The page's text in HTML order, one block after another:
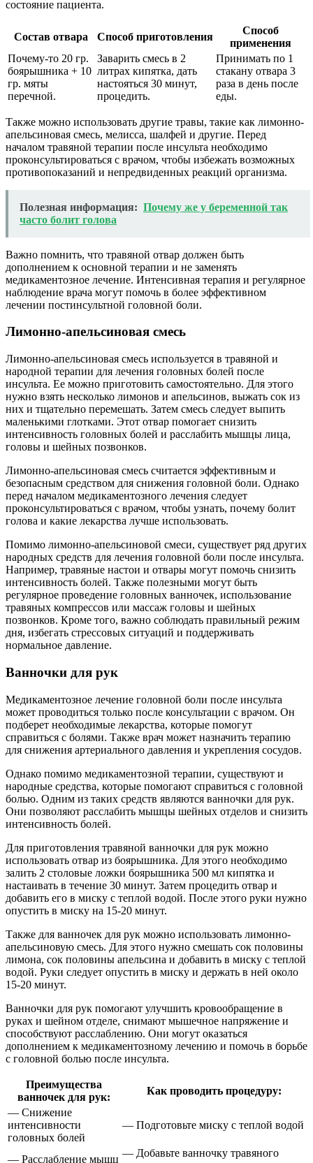
состояние пациента.
Состав отвара Способ приготовления
Способ
применения
Почему-то 20 гр.
боярышника + 10
гр. мяты
перечной.
Заварить смесь в 2
литрах кипятка, дать
настояться 30 минут,
процедить.
Принимать по 1
стакану отвара 3
раза в день после
еды.
Также можно использовать другие травы, такие как лимонно-
апельсиновая смесь, мелисса, шалфей и другие. Перед
началом травяной терапии после инсульта необходимо
проконсультироваться с врачом, чтобы избежать возможных
противопоказаний и непредвиденных реакций организма.
Полезная информация: Почему же у беременной так
часто болит голова
Важно помнить, что травяной отвар должен быть
дополнением к основной терапии и не заменять
медикаментозное лечение. Интенсивная терапия и регулярное
наблюдение врача могут помочь в более эффективном
лечении постинсультной головной боли.
Лимонно-апельсиновая смесь
Лимонно-апельсиновая смесь используется в травяной и
народной терапии для лечения головных болей после
инсульта. Ее можно приготовить самостоятельно. Для этого
нужно взять несколько лимонов и апельсинов, выжать сок из
них и тщательно перемешать. Затем смесь следует выпить
маленькими глотками. Этот отвар помогает снизить
интенсивность головных болей и расслабить мышцы лица,
головы и шейных позвонков.
Лимонно-апельсиновая смесь считается эффективным и
безопасным средством для снижения головной боли. Однако
перед началом медикаментозного лечения следует
проконсультироваться с врачом, чтобы узнать, почему болит
голова и какие лекарства лучше использовать.
Помимо лимонно-апельсиновой смеси, существует ряд других
народных средств для лечения головной боли после инсульта.
Например, травяные настои и отвары могут помочь снизить
интенсивность болей. Также полезными могут быть
регулярное проведение головных ванночек, использование
травяных компрессов или массаж головы и шейных
позвонков. Кроме того, важно соблюдать правильный режим
дня, избегать стрессовых ситуаций и поддерживать
нормальное давление.
Ванночки для рук
Медикаментозное лечение головной боли после инсульта
может проводиться только после консультации с врачом. Он
подберет необходимые лекарства, которые помогут
справиться с болями. Также врач может назначить терапию
для снижения артериального давления и укрепления сосудов.
Однако помимо медикаментозной терапии, существуют и
народные средства, которые помогают справиться с головной
болью. Одним из таких средств являются ванночки для рук.
Они позволяют расслабить мышцы шейных отделов и снизить
интенсивность болей.
Для приготовления травяной ванночки для рук можно
использовать отвар из боярышника. Для этого необходимо
залить 2 столовые ложки боярышника 500 мл кипятка и
настаивать в течение 30 минут. Затем процедить отвар и
добавить его в миску с теплой водой. После этого руки нужно
опустить в миску на 15-20 минут.
Также для ванночек для рук можно использовать лимонно-
апельсиновую смесь. Для этого нужно смешать сок половины
лимона, сок половины апельсина и добавить в миску с теплой
водой. Руки следует опустить в миску и держать в ней около
15-20 минут.
Ванночки для рук помогают улучшить кровообращение в
руках и шейном отделе, снимают мышечное напряжение и
способствуют расслаблению. Они могут оказаться
дополнением к медикаментозному лечению и помочь в борьбе
с головной болью после инсульта.
Преимущества
ванночек для рук:
Как проводить процедуру:
— Снижение
интенсивности
головных болей
— Подготовьте миску с теплой водой
— Расслабление мышц
— Добавьте ванночку травяного